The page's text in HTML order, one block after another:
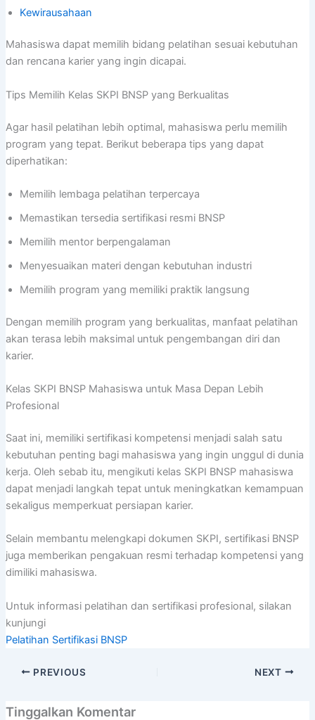
Kewirausahaan
Mahasiswa dapat memilih bidang pelatihan sesuai kebutuhan
dan rencana karier yang ingin dicapai.
Tips Memilih Kelas SKPI BNSP yang Berkualitas
Agar hasil pelatihan lebih optimal, mahasiswa perlu memilih
program yang tepat. Berikut beberapa tips yang dapat
diperhatikan:
Memilih lembaga pelatihan terpercaya
Memastikan tersedia sertifikasi resmi BNSP
Memilih mentor berpengalaman
Menyesuaikan materi dengan kebutuhan industri
Memilih program yang memiliki praktik langsung
Dengan memilih program yang berkualitas, manfaat pelatihan
akan terasa lebih maksimal untuk pengembangan diri dan
karier.
Kelas SKPI BNSP Mahasiswa untuk Masa Depan Lebih
Profesional
Saat ini, memiliki sertifikasi kompetensi menjadi salah satu
kebutuhan penting bagi mahasiswa yang ingin unggul di dunia
kerja. Oleh sebab itu, mengikuti kelas SKPI BNSP mahasiswa
dapat menjadi langkah tepat untuk meningkatkan kemampuan
sekaligus memperkuat persiapan karier.
Selain membantu melengkapi dokumen SKPI, sertifikasi BNSP
juga memberikan pengakuan resmi terhadap kompetensi yang
dimiliki mahasiswa.
Untuk informasi pelatihan dan sertifikasi profesional, silakan
kunjungi
Pelatihan Sertifikasi BNSP
PREVIOUS NEXT
Tinggalkan Komentar